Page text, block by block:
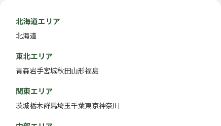
北海道エリア
北海道
東北エリア
青森岩手宮城秋田山形福島
関東エリア
茨城栃木群馬埼玉千葉東京神奈川